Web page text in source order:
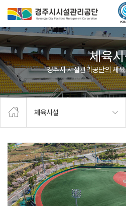
체육
경주시 시설관리공단의 체
체육시설